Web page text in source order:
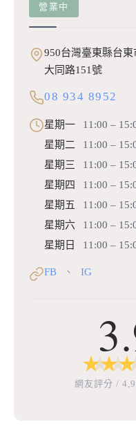
營業中
950台灣臺東縣台東
大同路151號
08 934 8952
星期一
11:00 –
星期二
11:00 –
星期三
11:00 –
星期四
11:00 –
星期五
11:00 –
星期六
11:00 –
星期日
11:00 –
FB 、 IG
★
★ ★
★★
網友評分 /